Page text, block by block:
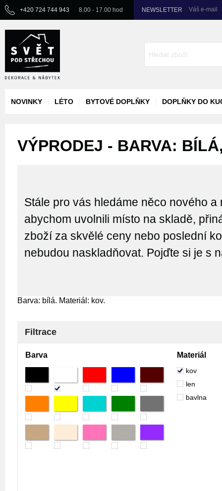
+420 724 744 943 8.00 - 17.00 hod NEWSLETTER Váš e-mail
NOVINKY LÉTO BYTOVÉ DOPLŇKY DOPLŇKY DO
VÝPRODEJ - BARVA:
Stále pro vás hledáme něco nového a
abychom uvolnili místo na skladě,
zboží za skvělé ceny nebo poslední
nebudou naskladňovat. Pojďte si je s
Barva: bílá. Materiál: kov.
Filtrace
Barva Materiál
kov
len
bavlna